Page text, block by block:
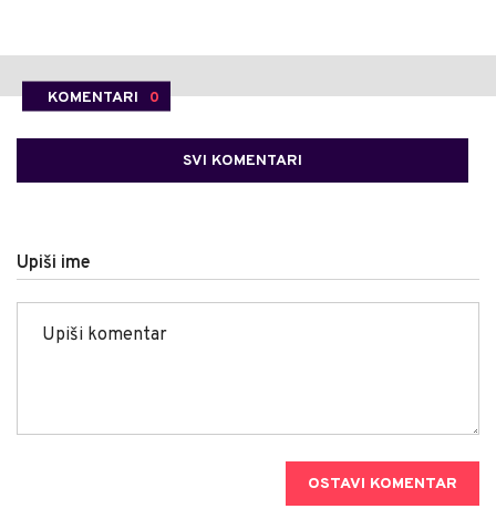
KOMENTARI 0
SVI KOMENTARI
Upiši ime
OSTAVI KOMENTAR